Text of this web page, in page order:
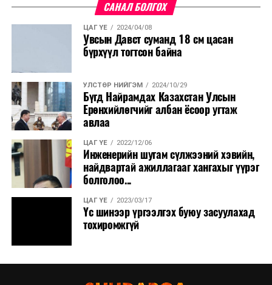
САНАЛ БОЛГОХ
ЦАГ ҮЕ 2024/04/08
Увсын Давст суманд 18 см цасан
бүрхүүл тогтсон байна
УЛСТӨР НИЙГЭМ 2024/10/29
Бүгд Найрамдах Казахстан Улсын
Ерөнхийлөгчийг албан ёсоор угтаж
авлаа
ЦАГ ҮЕ 2022/12/06
Инженерийн шугам сүлжээний хэвийн,
найдвартай ажиллагааг хангахыг үүрэг
болголоо...
ЦАГ ҮЕ 2023/03/17
Үс шинээр үргээлгэх буюу засуулахад
тохиромжгүй